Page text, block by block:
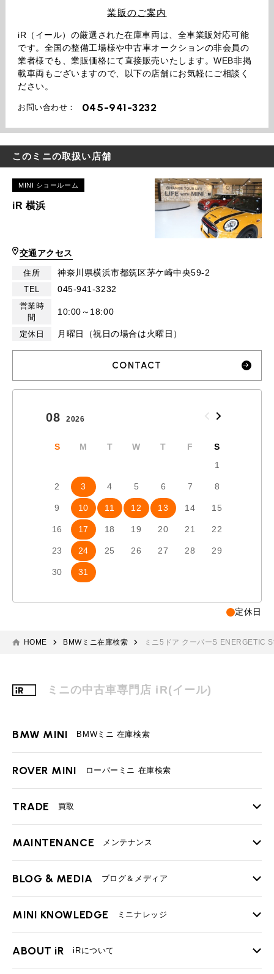
業販のご案内
iR（イール）の厳選された在庫車両は、全車業販対応可能
です。全国の整備工場様や中古車オークションの非会員の
業者様でも、業販価格にて直接販売いたします。WEB非掲
載車両もございますので、以下の店舗にお気軽にご相談く
ださい。
お問い合わせ： 045-941-3232
このミニの取扱い店舗
MINI ショールーム
iR 横浜
交通アクセス
住所 神奈川県横浜市都筑区茅ケ崎中央59-2
TEL 045-941-3232
営業時
間
10:00～18:00
定休日 月曜日（祝日の場合は火曜日）
CONTACT
08 2026
S M T W T F
S
1
2 3 4 5 6 7 8
9 10 11 12 13 14 15
16 17 18 19 20 21 22
23 24 25 26 27 28 29
30 31
定休日
HOME BMWミニ在庫検索 ミニ5ドア クーパーS ENERGETIC
ミニの中古車専門店 iR(イール)
BMW MINI BMWミニ 在庫検索
ROVER MINI ローバーミニ 在庫検索
TRADE 買取
TOP
必要書類
MAINTENANCE メンテナンス
TOP
最近の修理実績
BLOG & MEDIA ブログ＆メディア
TOP
User's Voice 購入者様の声
MINI KNOWLEDGE ミニナレッジ
TOP
ABOUT iR iRについて